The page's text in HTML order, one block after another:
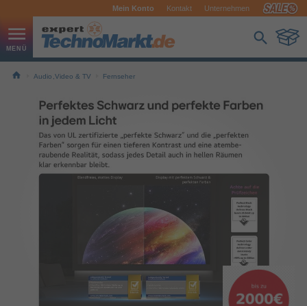
Mein Konto Kontakt Unternehmen
Audio,Video & TV Fernseher